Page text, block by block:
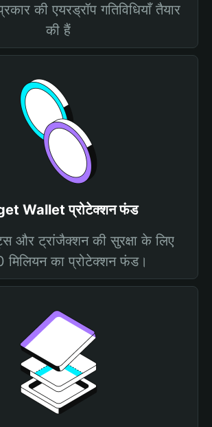
की एयरड्रॉप गतिविधियाँ तैयार
की हैं
Wallet प्रोटेक्शन फंड
और ट्रांजैक्शन की सुरक्षा के लिए
का प्रोटेक्शन फंड।